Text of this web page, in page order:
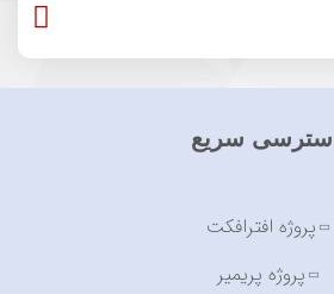
سریع
پروژه افترافکت
پروژه پریمیر